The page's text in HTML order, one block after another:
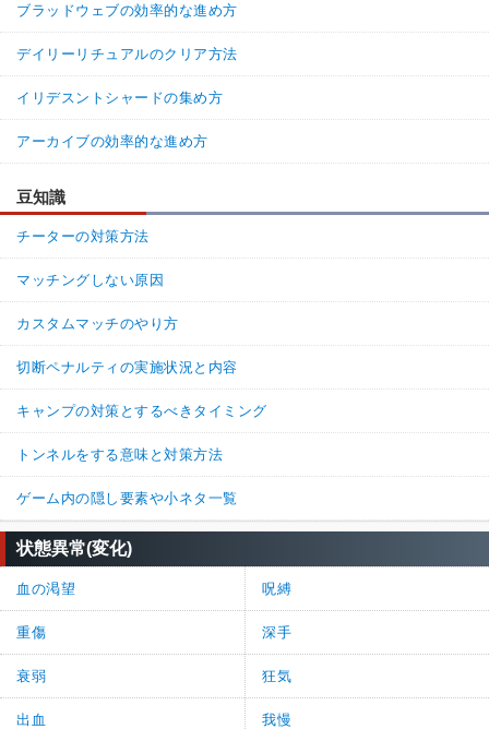
ブラッドウェブの効率的な進め方
デイリーリチュアルのクリア方法
イリデスントシャードの集め方
アーカイブの効率的な進め方
豆知識
チーターの対策方法
マッチングしない原因
カスタムマッチのやり方
切断ペナルティの実施状況と内容
キャンプの対策とするべきタイミング
トンネルをする意味と対策方法
ゲーム内の隠し要素や小ネタ一覧
状態異常(変化)
血の渇望 呪縛
重傷 深手
衰弱 狂気
出血 我慢